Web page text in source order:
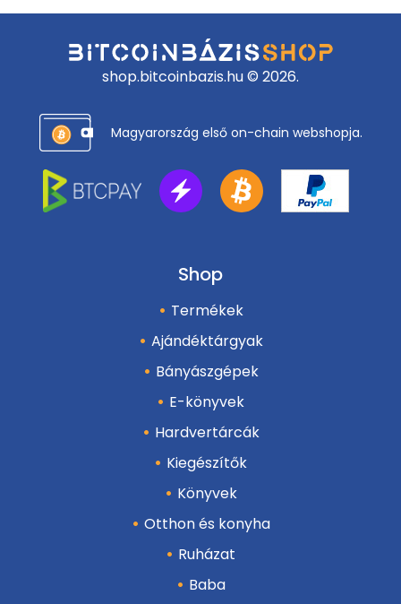
shop.bitcoinbazis.hu © 2026.
Magyarország első on-chain webshopja.
Shop
Termékek
Ajándéktárgyak
Bányászgépek
E-könyvek
Hardvertárcák
Kiegészítők
Könyvek
Otthon és konyha
Ruházat
Baba